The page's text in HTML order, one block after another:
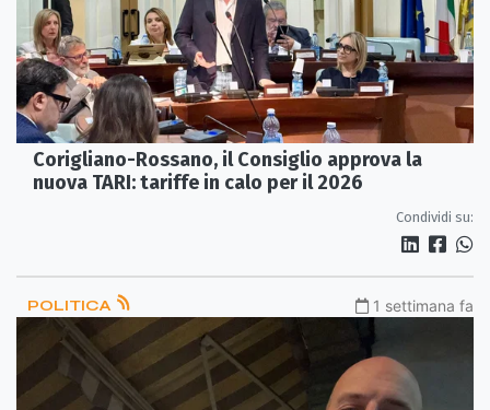
Corigliano-Rossano, il Consiglio approva la
nuova TARI: tariffe in calo per il 2026
Condividi su:
POLITICA 1 settimana fa